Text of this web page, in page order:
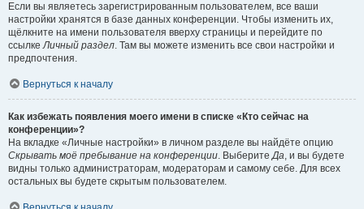
Если вы являетесь зарегистрированным пользователем, все ваши
настройки хранятся в базе данных конференции. Чтобы изменить их,
щёлкните на имени пользователя вверху страницы и перейдите по
ссылкеЛичный раздел. Там вы можете изменить все свои настройки и
предпочтения.
Вернуться к началу
Как избежать появления моего имени в списке «Кто сейчас на
конференции»?
На вкладке «Личные настройки» в личном разделе вы найдёте опцию
Скрывать моё пребывание на конференции. ВыберитеДа, и вы будете
видны только администраторам, модераторам и самому себе. Для всех
остальных вы будете скрытым пользователем.